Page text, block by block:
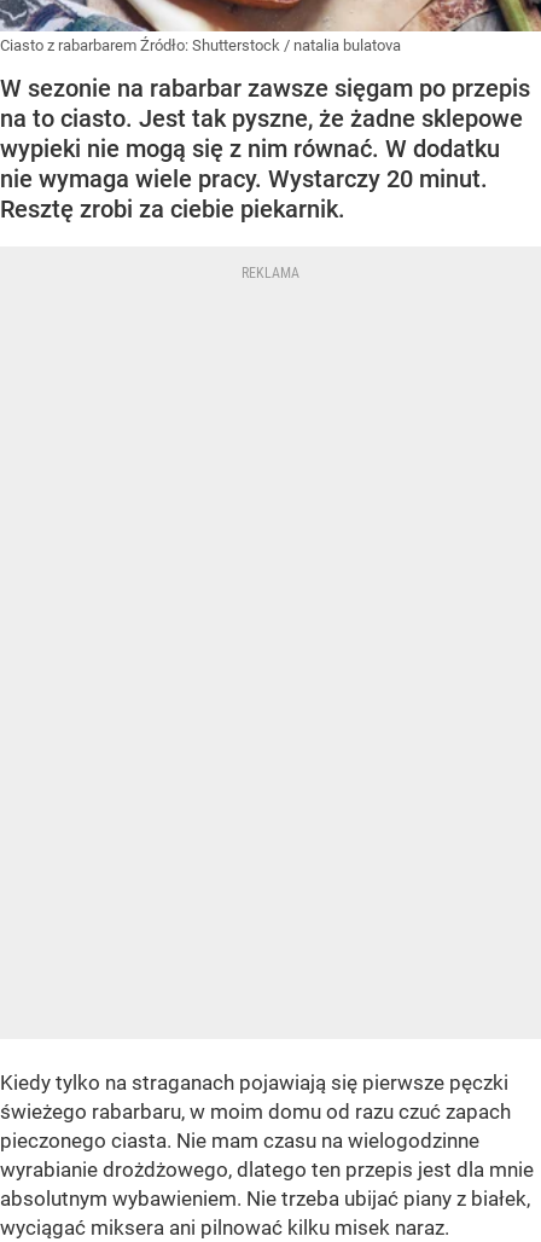
Ciasto z rabarbarem Źródło: Shutterstock / natalia bulatova
W sezonie na rabarbar zawsze sięgam po przepis
na to ciasto. Jest tak pyszne, że żadne sklepowe
wypieki nie mogą się z nim równać. W dodatku
nie wymaga wiele pracy. Wystarczy 20 minut.
Resztę zrobi za ciebie piekarnik.
Kiedy tylko na straganach pojawiają się pierwsze pęczki
świeżego rabarbaru, w moim domu od razu czuć zapach
pieczonego ciasta. Nie mam czasu na wielogodzinne
wyrabianie drożdżowego, dlatego ten przepis jest dla mnie
absolutnym wybawieniem. Nie trzeba ubijać piany z białek,
wyciągać miksera ani pilnować kilku misek naraz.